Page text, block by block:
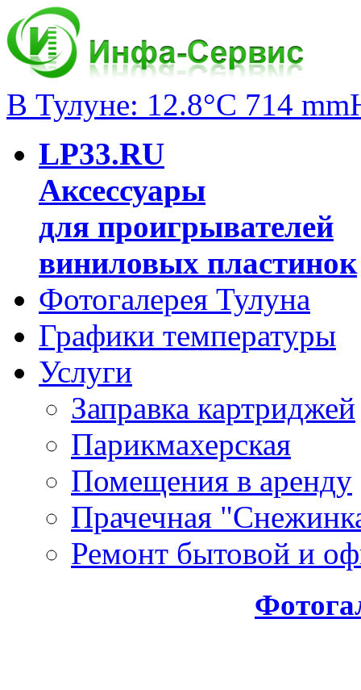
В Тулуне: 12.8°C 714
LP33.RU
Аксессуары
для проигрывателей
виниловых пластинок
Фотогалерея Тулуна
Графики температуры
Услуги
Заправка картриджей
Парикмахерская
Помещения в аренду
Прачечная
Ремонт бытовой и